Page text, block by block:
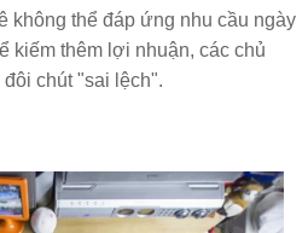
không thể đáp ứng nhu cầu ngày
kiếm thêm lợi nhuận, các chủ
chút "sai lệch".